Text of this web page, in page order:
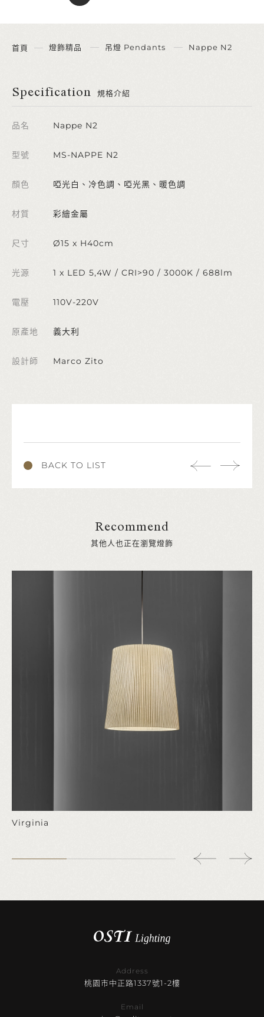
首頁 燈飾精品 吊燈 Pendants Nappe N2
Specification 規格介紹
品名 Nappe N2
型號 MS-NAPPE N2
顏色 啞光白、冷色調、啞光黑、暖色調
材質 彩繪金屬
尺寸 Ø15 x H40cm
光源 1 x LED 5,4W / CRI>90 / 3000K / 688lm
電壓 110V-220V
原產地 義大利
設計師 Marco Zito
BACK TO LIST
Recommend
其他人也正在瀏覽燈飾
Virginia
Address
桃園市中正路1337號1-2樓
Email